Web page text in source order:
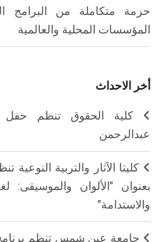
حزمة متكاملة من البرامج
المؤسسات المحلية والعالمية
أخر الاحداث
كلية الحقوق تنظم حفل
عبدالرحمن
كليتا الآثار والتربية
بعنوان "الألوان
والاستدامة"
جامعة عين شمس تنظم